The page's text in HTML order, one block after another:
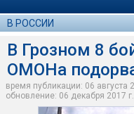
В РОССИИ
В Грозном 8
ОМОНа
время публикации: 06 августа
обновление: 06 декабря 2017